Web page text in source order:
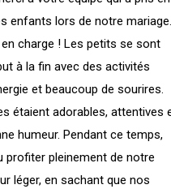
enfants lors de notre
charge ! Les petits se sont
à la fin avec des activités
et beaucoup de sourires.
étaient adorables, attentives
humeur. Pendant ce temps,
profiter pleinement de notre
léger, en sachant que nos